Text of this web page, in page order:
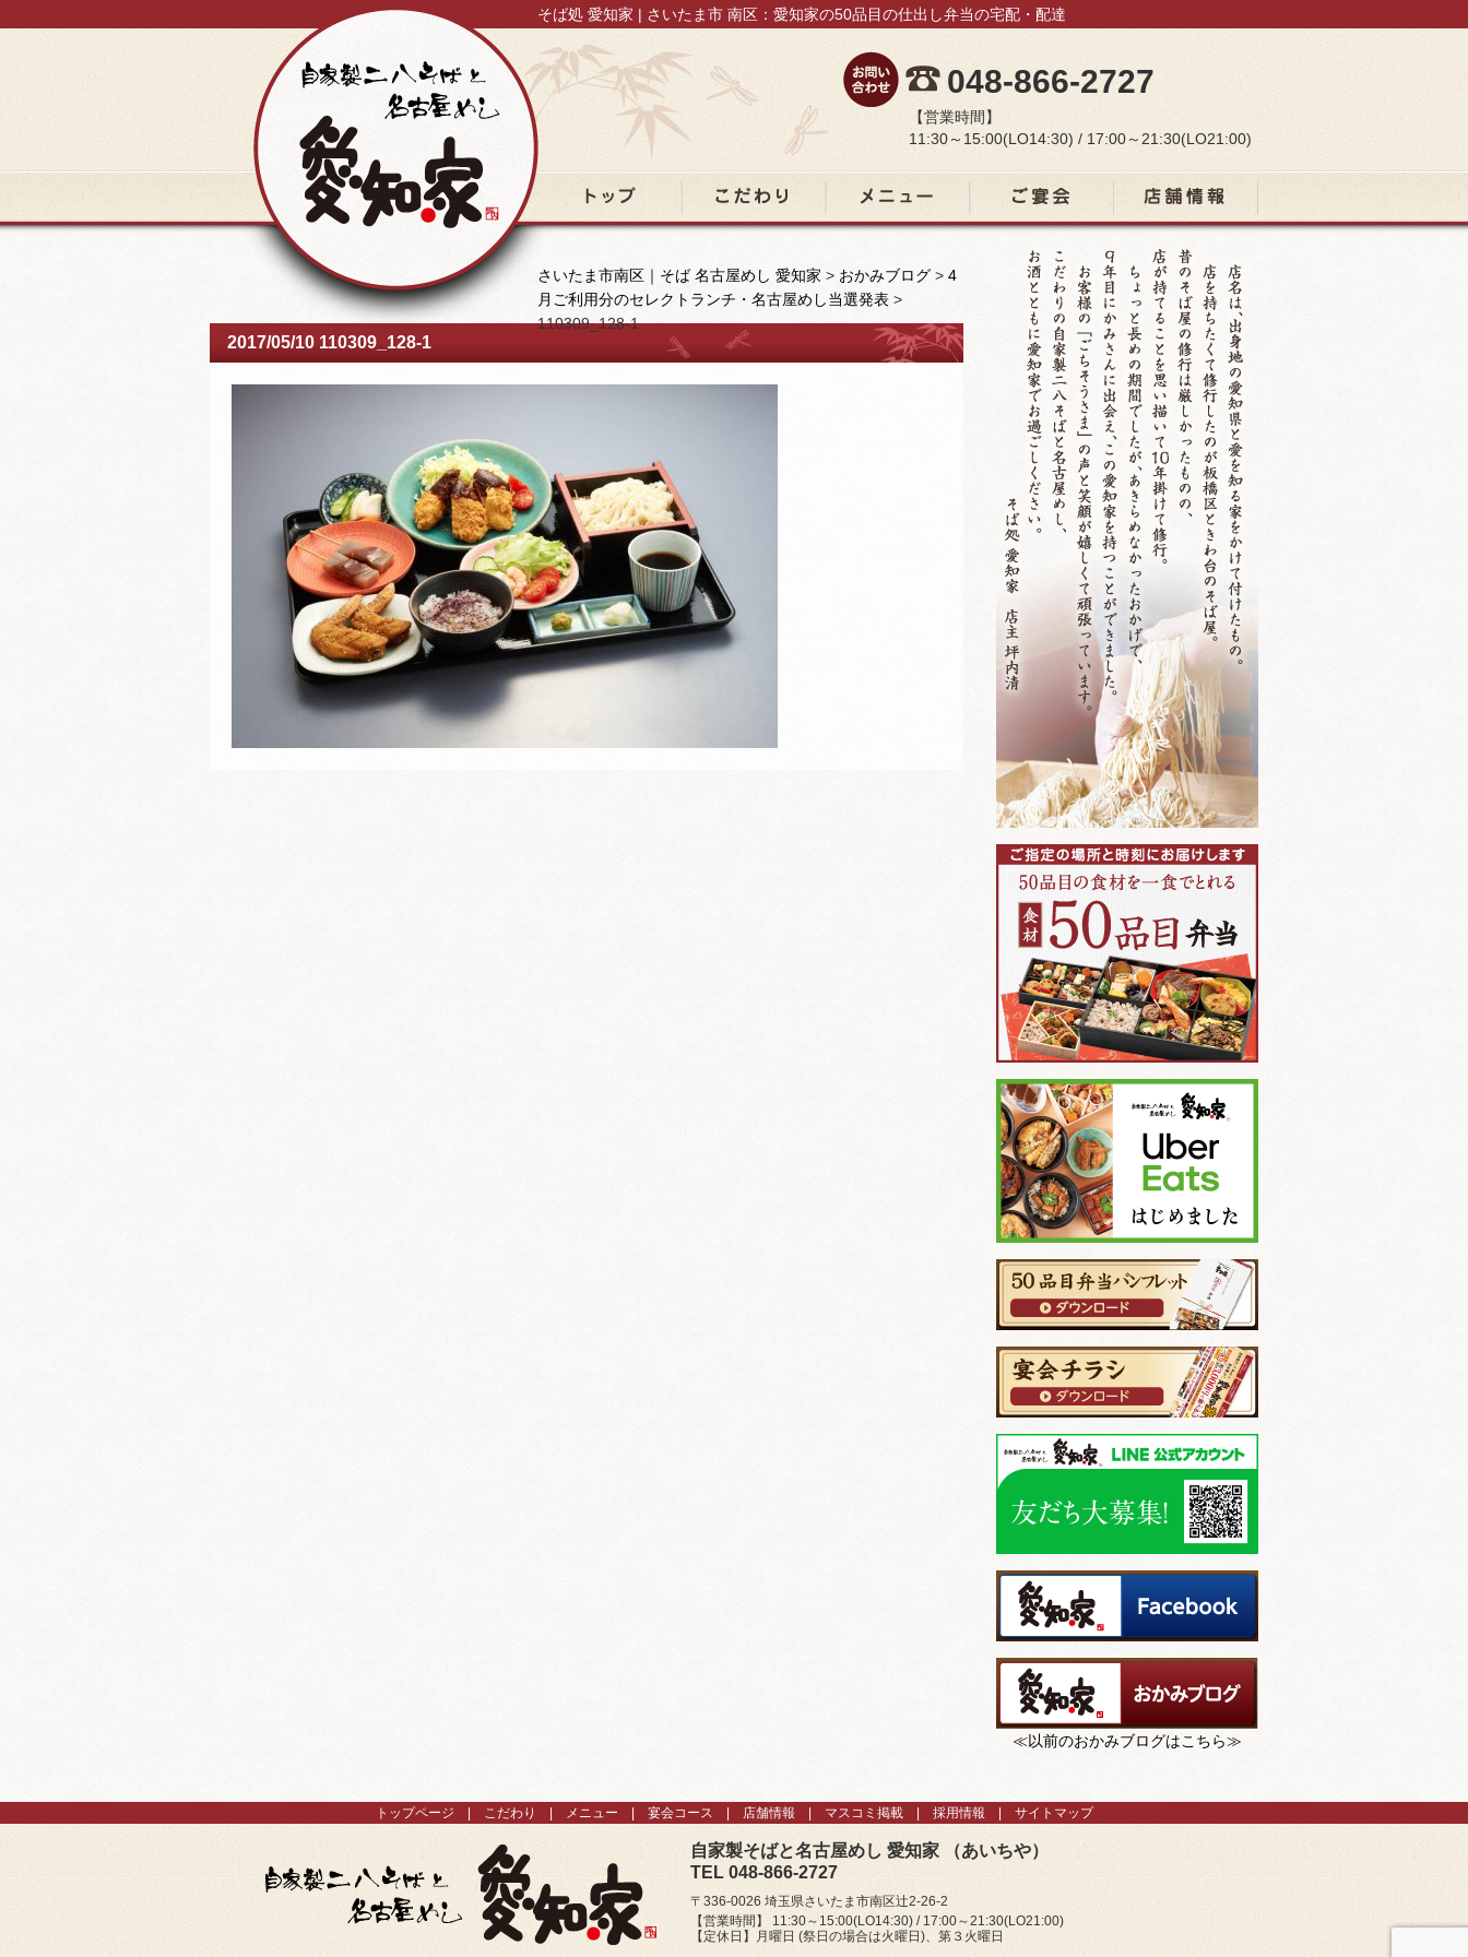
そば処 愛知家 | さいたま市 南区：愛知家の50品目の仕出し弁当の宅配・配達
048-866-2727
【営業時間】
11:30～15:00(LO14:30) / 17:00～21:30(LO21:00)
≪以前のおかみブログはこちら≫
さいたま市南区｜そば 名古屋めし 愛知家 > おかみブログ > 4
月ご利用分のセレクトランチ・名古屋めし当選発表 >
110309_128-1
2017/05/10 110309_128-1
トップページ こだわり メニュー 宴会コース 店舗情報 マスコミ掲載 採用情報 サイトマップ
自家製そばと名古屋めし 愛知家 （あいちや）
TEL 048-866-2727
〒336-0026 埼玉県さいたま市南区辻2-26-2
【営業時間】 11:30～15:00(LO14:30) / 17:00～21:30(LO21:00)
【定休日】月曜日 (祭日の場合は火曜日)、第３火曜日